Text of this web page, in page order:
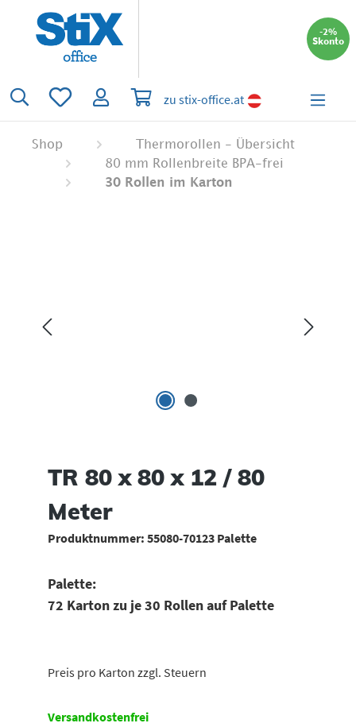
springen
-2%
Skonto
Du hast 0 Produkte auf dem Merkzettel
Warenkorb enthält 0 Positionen. Der
zu stix-office.at
Shop
Thermorollen - Übersicht
80 mm Rollenbreite BPA-frei
30 Rollen im Karton
TR 80 x 80 x 12 / 80
Meter
Produktnummer:55080-70123 Palette
Palette:
72 Karton zu je 30 Rollen auf Palette
Preis pro Karton zzgl. Steuern
Versandkostenfrei